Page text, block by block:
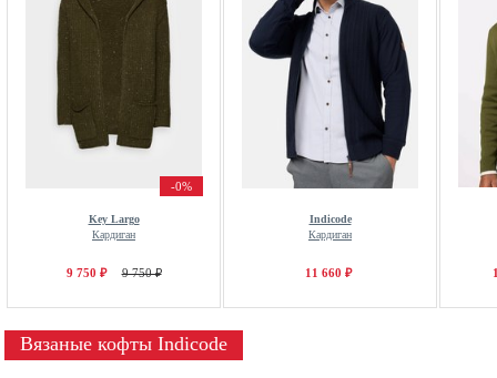
-0%
Key Largo
Кардиган
9 750 ₽ 9 750 ₽
Indicode
Кардиган
11 660 ₽
Вязаные кофты Indicode